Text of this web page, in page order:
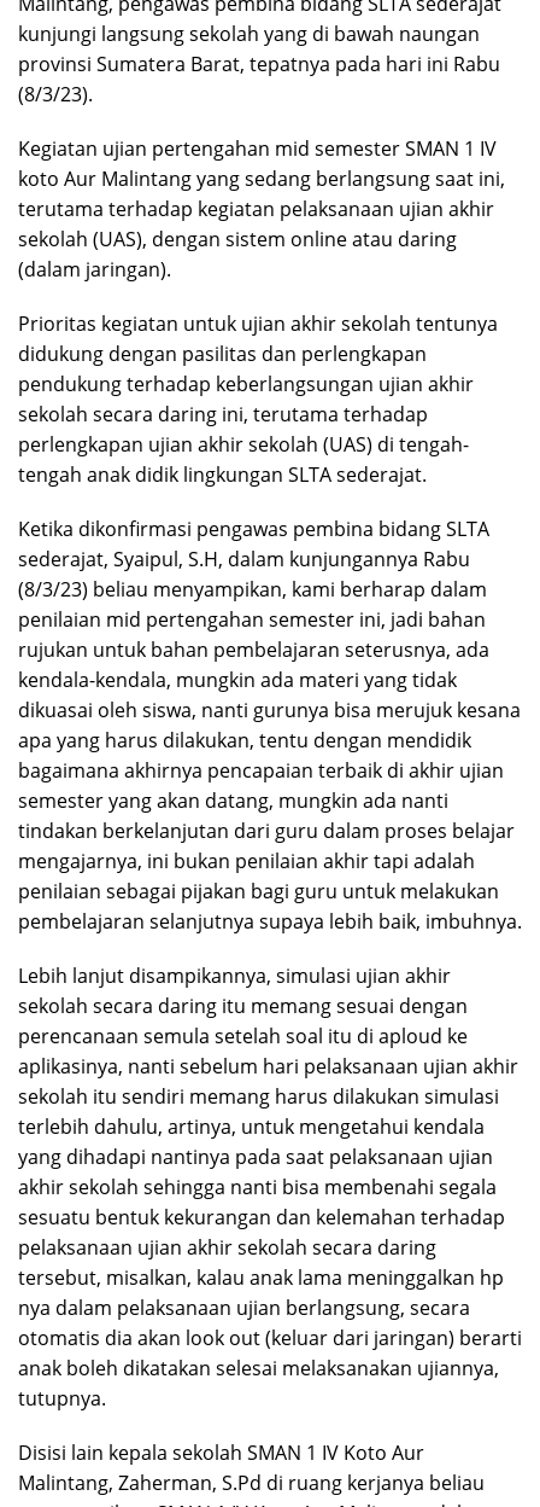
kunjungi langsung sekolah yang di bawah naungan
provinsi Sumatera Barat, tepatnya pada hari ini Rabu
(8/3/23).
Kegiatan ujian pertengahan mid semester SMAN 1 IV
koto Aur Malintang yang sedang berlangsung saat ini,
terutama terhadap kegiatan pelaksanaan ujian akhir
sekolah (UAS), dengan sistem online atau daring
(dalam jaringan).
Prioritas kegiatan untuk ujian akhir sekolah tentunya
didukung dengan pasilitas dan perlengkapan
pendukung terhadap keberlangsungan ujian akhir
sekolah secara daring ini, terutama terhadap
perlengkapan ujian akhir sekolah (UAS) di tengah-
tengah anak didik lingkungan SLTA sederajat.
Ketika dikonfirmasi pengawas pembina bidang SLTA
sederajat, Syaipul, S.H, dalam kunjungannya Rabu
(8/3/23) beliau menyampikan, kami berharap dalam
penilaian mid pertengahan semester ini, jadi bahan
rujukan untuk bahan pembelajaran seterusnya, ada
kendala-kendala, mungkin ada materi yang tidak
dikuasai oleh siswa, nanti gurunya bisa merujuk kesana
apa yang harus dilakukan, tentu dengan mendidik
bagaimana akhirnya pencapaian terbaik di akhir ujian
semester yang akan datang, mungkin ada nanti
tindakan berkelanjutan dari guru dalam proses belajar
mengajarnya, ini bukan penilaian akhir tapi adalah
penilaian sebagai pijakan bagi guru untuk melakukan
pembelajaran selanjutnya supaya lebih baik, imbuhnya.
Lebih lanjut disampikannya, simulasi ujian akhir
sekolah secara daring itu memang sesuai dengan
perencanaan semula setelah soal itu di aploud ke
aplikasinya, nanti sebelum hari pelaksanaan ujian akhir
sekolah itu sendiri memang harus dilakukan simulasi
terlebih dahulu, artinya, untuk mengetahui kendala
yang dihadapi nantinya pada saat pelaksanaan ujian
akhir sekolah sehingga nanti bisa membenahi segala
sesuatu bentuk kekurangan dan kelemahan terhadap
pelaksanaan ujian akhir sekolah secara daring
tersebut, misalkan, kalau anak lama meninggalkan hp
nya dalam pelaksanaan ujian berlangsung, secara
otomatis dia akan look out (keluar dari jaringan) berarti
anak boleh dikatakan selesai melaksanakan ujiannya,
tutupnya.
Disisi lain kepala sekolah SMAN 1 IV Koto Aur
Malintang, Zaherman, S.Pd di ruang kerjanya beliau